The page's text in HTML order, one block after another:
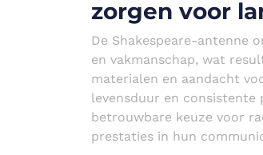
zorgen voor
De Shakespeare-antenne
en vakmanschap, wat
materialen en aandacht
levensduur en consistente
betrouwbare keuze voor
prestaties in hun